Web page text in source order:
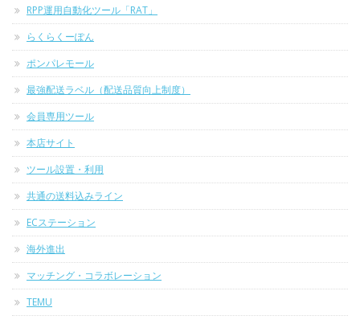
RPP運用自動化ツール「RAT」
らくらくーぽん
ポンパレモール
最強配送ラベル（配送品質向上制度）
会員専用ツール
本店サイト
ツール設置・利用
共通の送料込みライン
ECステーション
海外進出
マッチング・コラボレーション
TEMU